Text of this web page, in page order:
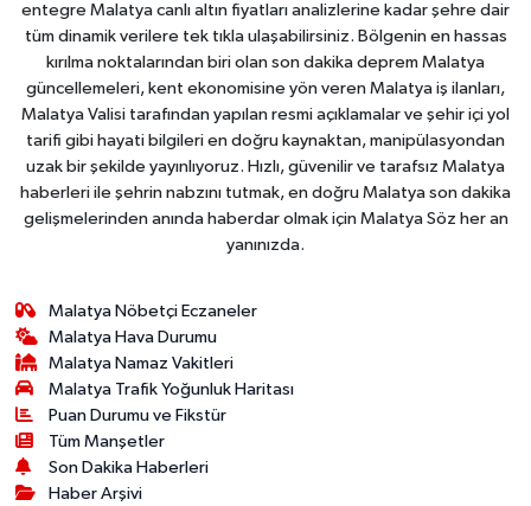
entegre Malatya canlı altın fiyatları analizlerine kadar şehre dair
tüm dinamik verilere tek tıkla ulaşabilirsiniz. Bölgenin en hassas
kırılma noktalarından biri olan son dakika deprem Malatya
güncellemeleri, kent ekonomisine yön veren Malatya iş ilanları,
Malatya Valisi tarafından yapılan resmi açıklamalar ve şehir içi yol
tarifi gibi hayati bilgileri en doğru kaynaktan, manipülasyondan
uzak bir şekilde yayınlıyoruz. Hızlı, güvenilir ve tarafsız Malatya
haberleri ile şehrin nabzını tutmak, en doğru Malatya son dakika
gelişmelerinden anında haberdar olmak için Malatya Söz her an
yanınızda.
Malatya Nöbetçi Eczaneler
Malatya Hava Durumu
Malatya Namaz Vakitleri
Malatya Trafik Yoğunluk Haritası
Puan Durumu ve Fikstür
Tüm Manşetler
Son Dakika Haberleri
Haber Arşivi